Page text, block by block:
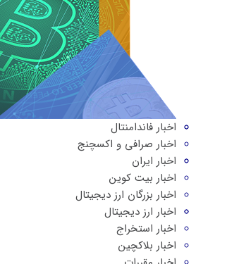
اخبار فاندامنتال
اخبار صرافی و اکسچنج
اخبار ایران
اخبار بیت کوین
اخبار بزرگان ارز دیجیتال
اخبار ارز دیجیتال
اخبار استخراج
اخبار بلاکچین